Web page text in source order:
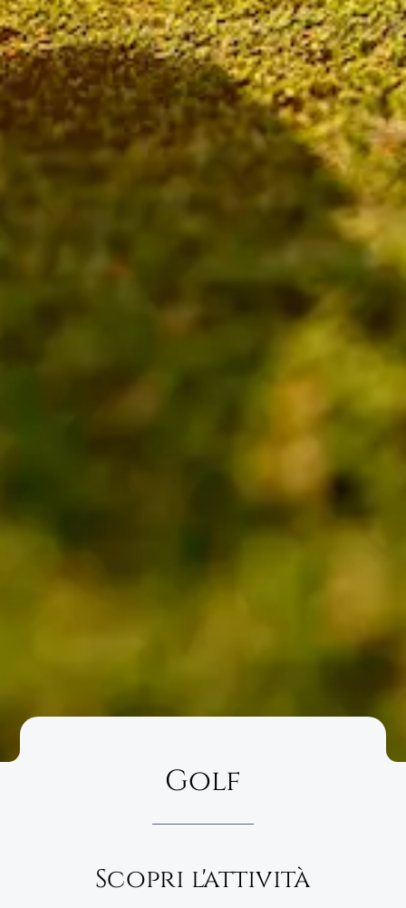
Golf
Scopri l'attività